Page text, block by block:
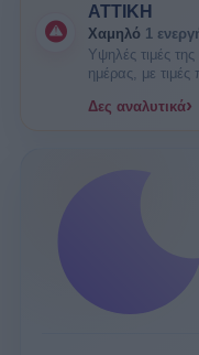
ΑΤΤΙΚΗ
Χαμηλό 1
Υψηλές τιμές
ημέρας, με
κάποιοι
Δες αναλυτικά›